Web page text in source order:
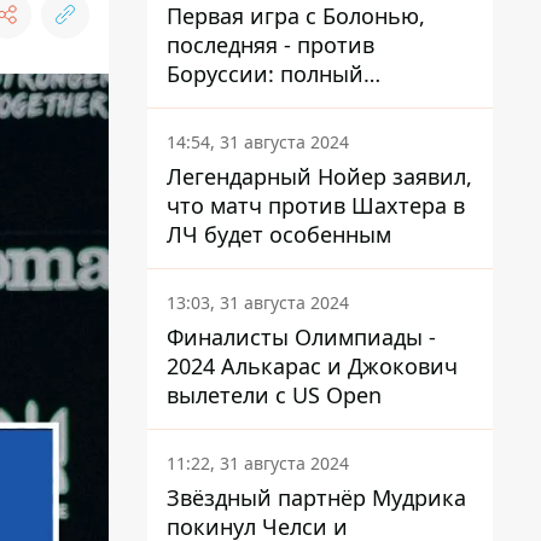
Первая игра с Болонью,
последняя - против
Боруссии: полный
календарь Шахтера в новой
ЛЧ
14:54, 31 августа 2024
Легендарный Нойер заявил,
что матч против Шахтера в
ЛЧ будет особенным
13:03, 31 августа 2024
Финалисты Олимпиады -
2024 Алькарас и Джокович
вылетели с US Open
11:22, 31 августа 2024
Звёздный партнёр Мудрика
покинул Челси и